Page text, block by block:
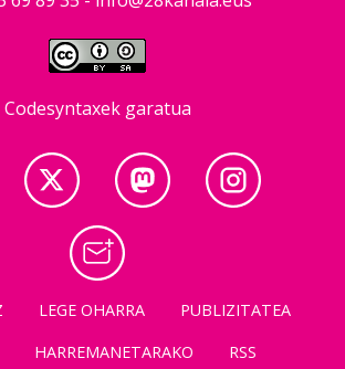
Codesyntaxek garatua
LEGE OHARRA
PUBLIZITATEA
HARREMANETARAKO RSS